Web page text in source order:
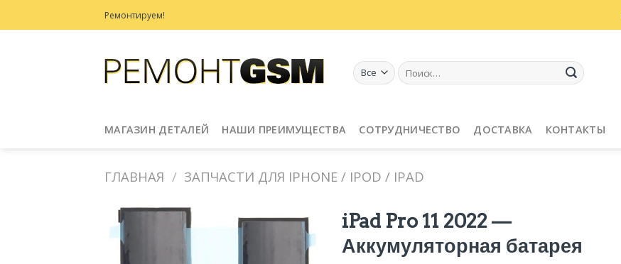
to
Ремонтируем!
Искать:
МАГАЗИН ДЕТАЛЕЙ НАШИ ПРЕИМУЩЕСТВА СОТРУДНИЧЕСТВО ДОСТАВКА КОНТАКТЫ
ГЛАВНАЯ / ЗАПЧАСТИ ДЛЯ IPHONE / IPOD / IPAD
Добавить
iPad Pro 11 2022 —
Аккумуляторная батарея